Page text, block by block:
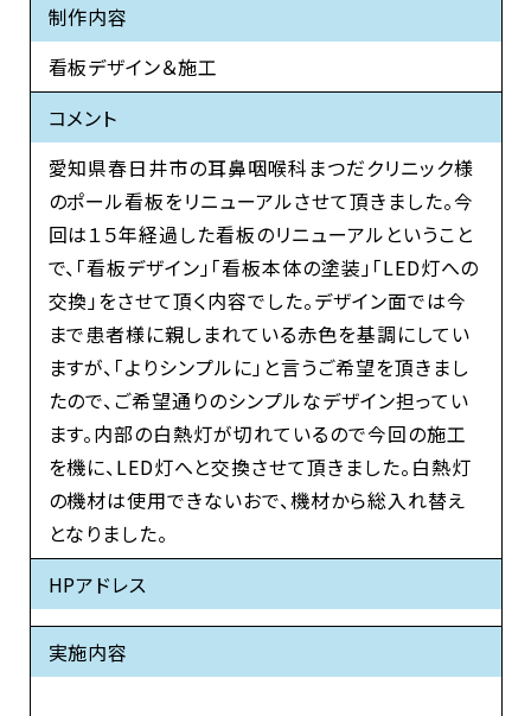
制作内容
看板デザイン＆施工
コメント
愛知県春日井市の耳鼻咽喉科まつだクリニック様
のポール看板をリニューアルさせて頂きました。今
回は１５年経過した看板のリニューアルということ
で、「看板デザイン」「看板本体の塗装」「LED灯への
交換」をさせて頂く内容でした。デザイン面では今
まで患者様に親しまれている赤色を基調にしてい
ますが、「よりシンプルに」と言うご希望を頂きまし
たので、ご希望通りのシンプルなデザイン担ってい
ます。内部の白熱灯が切れているので今回の施工
を機に、LED灯へと交換させて頂きました。白熱灯
の機材は使用できないおで、機材から総入れ替え
となりました。
HPアドレス
実施内容